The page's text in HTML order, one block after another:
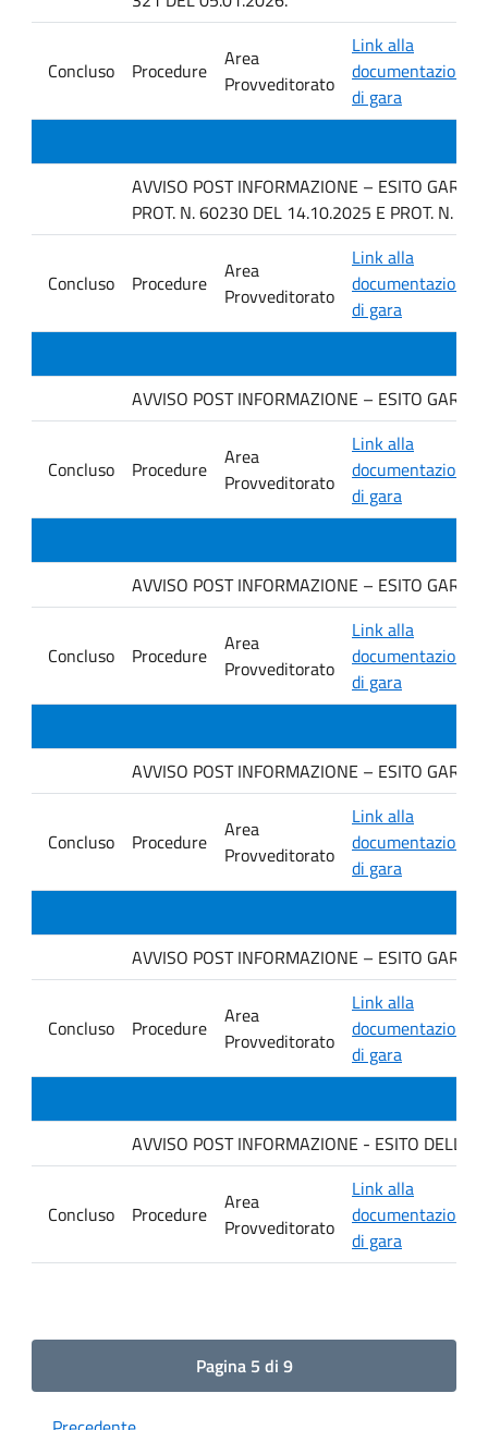
Concluso Procedure
Area
Provveditorato
Link alla
documentazione
di gara
AVVISO POST INFORMAZIONE – ESITO GARA
PROT. N. 60230 DEL 14.10.2025 E PROT. N.
Concluso Procedure
Area
Provveditorato
Link alla
documentazione
di gara
AVVISO POST INFORMAZIONE – ESITO GARA
Concluso Procedure
Area
Provveditorato
Link alla
documentazione
di gara
AVVISO POST INFORMAZIONE – ESITO GARA
Concluso Procedure
Area
Provveditorato
Link alla
documentazione
di gara
AVVISO POST INFORMAZIONE – ESITO
Concluso Procedure
Area
Provveditorato
Link alla
documentazione
di gara
AVVISO POST INFORMAZIONE – ESITO GARA.
Concluso Procedure
Area
Provveditorato
Link alla
documentazione
di gara
AVVISO POST INFORMAZIONE - ESITO
Concluso Procedure
Area
Provveditorato
Link alla
documentazione
di gara
Pagina 5 di 9